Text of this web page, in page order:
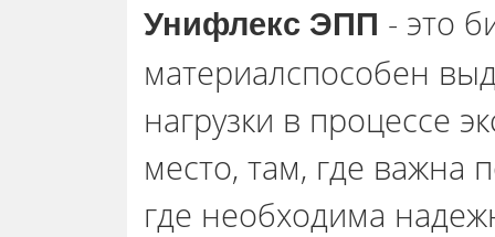
Унифлекс ЭПП - это
материалспособен
нагрузки в процессе
место, там, где важна
где необходима